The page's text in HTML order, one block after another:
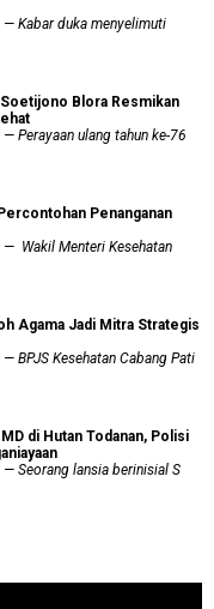
Kabar duka menyelimuti
Soetijono Blora Resmikan
Perayaan ulang tahun ke-76
Penanganan
Wakil Menteri Kesehatan
Agama Jadi Mitra Strategis
BPJS Kesehatan Cabang Pati
di Hutan Todanan, Polisi
Seorang lansia berinisial S